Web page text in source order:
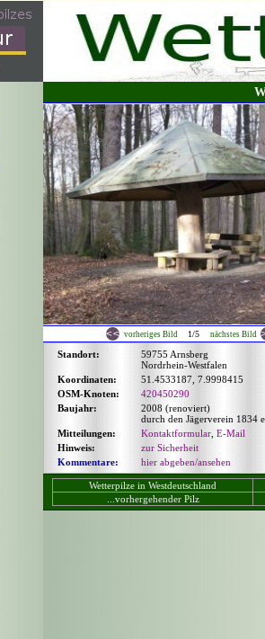
vorheriges Bild 1/5 nächstes Bild
Standort:
59755 Arnsberg
Nordrhein-Westfalen
Koordinaten:
51.4533187, 7.9998415
OSM-Knoten:
420450290
Baujahr:
2008 (renoviert)
durch den Jägerverein 1834
Mitteilungen:
Kontaktformular E-Mail
Hinweis:
zur Sicherheit
Kommentare:
hier abgeben/ansehen
Wetterpilze in Westdeutschland
...vorhergehender Pilz